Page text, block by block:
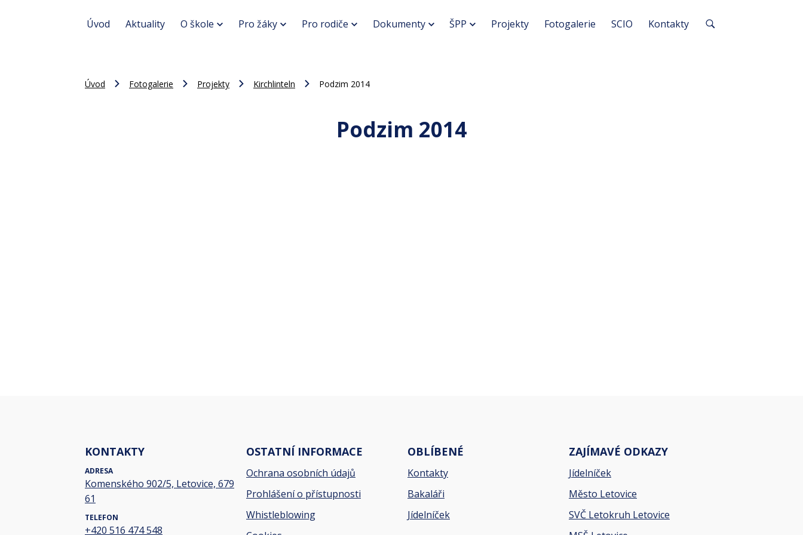
Úvod Aktuality O škole Pro žáky Pro rodiče Dokumenty ŠPP Projekty Fotogalerie SCIO Kontakty
Úvod Fotogalerie Projekty Kirchlinteln Podzim 2014
Podzim 2014
KONTAKTY
ADRESA
Komenského 902/5, Letovice, 679
61
TELEFON
+420 516 474 548
OSTATNÍ INFORMACE
Ochrana osobních údajů
Prohlášení o přístupnosti
Whistleblowing
OBLÍBENÉ
Kontakty
Bakaláři
Jídelníček
ZAJÍMAVÉ ODKAZY
Jídelníček
Město Letovice
SVČ Letokruh Letovice